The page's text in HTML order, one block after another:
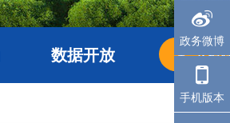
数据开放 长者
政务微博
手机版本